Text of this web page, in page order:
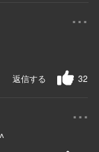
...
32
返信する
...